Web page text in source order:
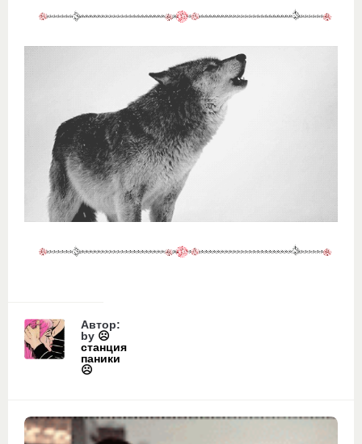
Автор:
by ☹
станция
паники
☹